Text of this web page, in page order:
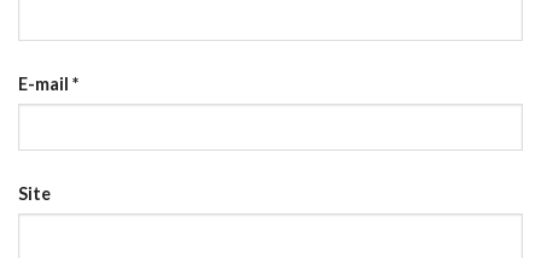
E-mail *
Site